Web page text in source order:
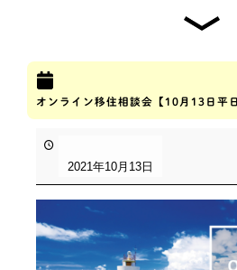
オンライン移住相談会【10月13日平
2021年10月13日